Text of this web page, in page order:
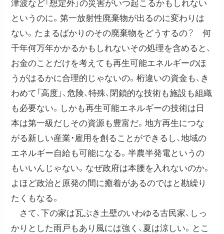
津波など「想定外」の災害がいつ起こるかもしれない
というのに。第一放射性廃棄物が出るのに変わりは
ない。たまるばかりのその廃棄物をどうするの？ 何
千年何万年かかるかもしれないその処理を含めると、
お金のことだけを考えても再生可能エネルギーのほ
うがはるかに合理的じゃないの。桁違いの資金も、き
わめて「高度」、危険、特殊、閉鎖的な技術も施設も組織
も必要ない。しかも再生可能エネルギーの技術は日
本は第一級だしその資源も豊富だ。地方再生につな
がる新しい産業・雇用を創ることができるし、地域の
エネルギー自給も可能になる。半農半発電というの
もいいんじゃない。なぜ政府は本腰を入れないのか。
よほど政治と原発の間に癒着があるのではと勘繰り
たくもなる。
さて、下の家は瓦ぶき土壁のいわゆる古民家、しっ
かりとした雨戸もあり風には強く、夏は涼しい。とこ